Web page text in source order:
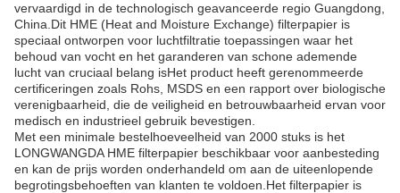
vervaardigd in de technologisch geavanceerde regio Guangdong,
China.Dit HME (Heat and Moisture Exchange) filterpapier is
speciaal ontworpen voor luchtfiltratie toepassingen waar het
behoud van vocht en het garanderen van schone ademende
lucht van cruciaal belang isHet product heeft gerenommeerde
certificeringen zoals Rohs, MSDS en een rapport over biologische
verenigbaarheid, die de veiligheid en betrouwbaarheid ervan voor
medisch en industrieel gebruik bevestigen.
Met een minimale bestelhoeveelheid van 2000 stuks is het
LONGWANGDA HME filterpapier beschikbaar voor aanbesteding
en kan de prijs worden onderhandeld om aan de uiteenlopende
begrotingsbehoeften van klanten te voldoen.Het filterpapier is